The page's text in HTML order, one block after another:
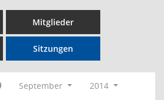
Mitglieder
Sitzungen
September
2014